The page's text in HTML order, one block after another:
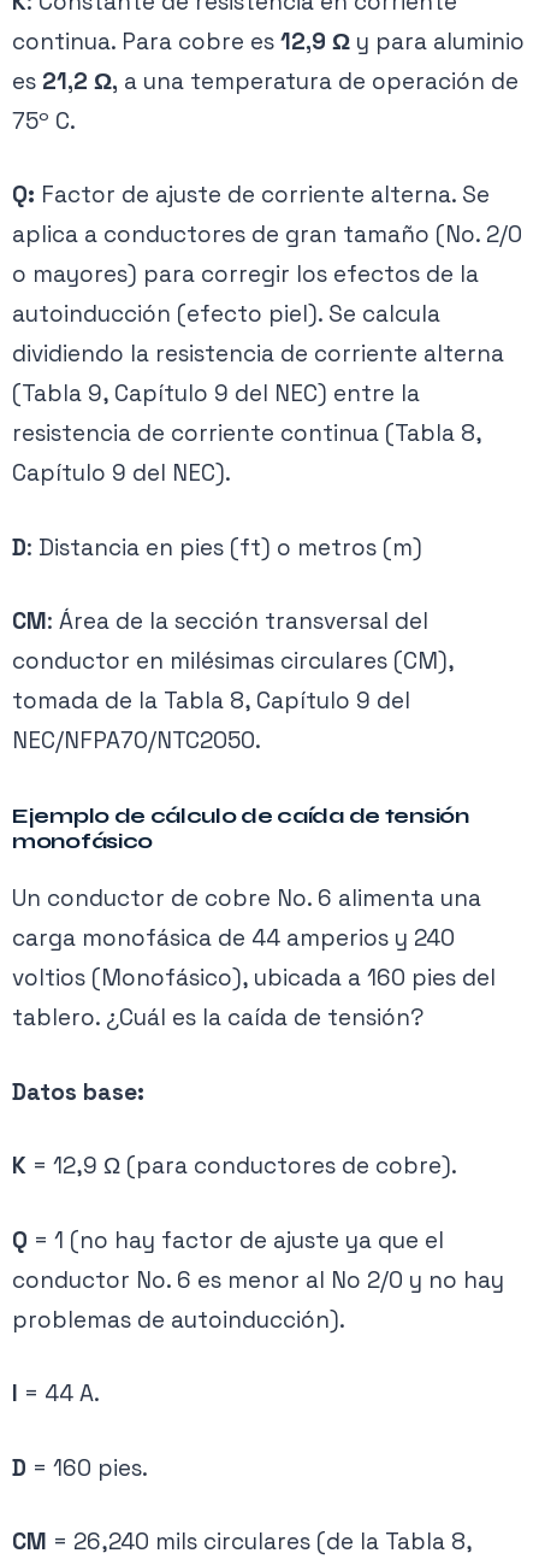
continua. Para cobre es 12,9 Ω y para aluminio
es 21,2 Ω, a una temperatura de operación de
75º C.
Q: Factor de ajuste de corriente alterna. Se
aplica a conductores de gran tamaño (No. 2/0
o mayores) para corregir los efectos de la
autoinducción (efecto piel). Se calcula
dividiendo la resistencia de corriente alterna
(Tabla 9, Capítulo 9 del NEC) entre la
resistencia de corriente continua (Tabla 8,
Capítulo 9 del NEC).
D: Distancia en pies (ft) o metros (m)
CM: Área de la sección transversal del
conductor en milésimas circulares (CM),
tomada de la Tabla 8, Capítulo 9 del
NEC/NFPA70/NTC2050.
Ejemplo de cálculo de caída de tensión
monofásico
Un conductor de cobre No. 6 alimenta una
carga monofásica de 44 amperios y 240
voltios (Monofásico), ubicada a 160 pies del
tablero. ¿Cuál es la caída de tensión?
Datos base:
K = 12,9 Ω (para conductores de cobre).
Q = 1 (no hay factor de ajuste ya que el
conductor No. 6 es menor al No 2/0 y no hay
problemas de autoinducción).
I = 44 A.
D = 160 pies.
CM = 26,240 mils circulares (de la Tabla 8,